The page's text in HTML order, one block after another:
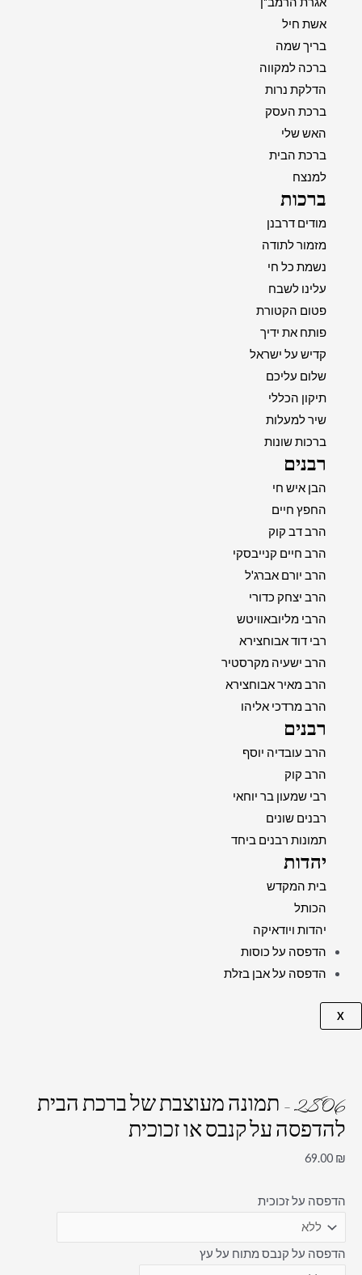
אשת חיל
בריך שמה
ברכה למקווה
הדלקת נרות
ברכת העסק
האש שלי
ברכת הבית
למנצח
ברכות
מודים דרבנן
מזמור לתודה
נשמת כל חי
עלינו לשבח
פטום הקטורת
פותח את ידיך
קדיש על ישראל
שלום עליכם
תיקון הכללי
שיר למעלות
ברכות שונות
רבנים
הבן איש חי
החפץ חיים
הרב דב קוק
הרב חיים קנייבסקי
הרב יורם אברג'ל
הרב יצחק כדורי
הרבי מליובאוויטש
רבי דוד אבוחצירא
הרב ישעיה מקרסטיר
הרב מאיר אבוחצירא
הרב מרדכי אליהו
רבנים
הרב עובדיה יוסף
הרב קוק
רבי שמעון בר יוחאי
רבנים שונים
תמונות רבנים ביחד
יהדות
בית המקדש
הכותל
יהדות ויודאיקה
הדפסה על כוסות
הדפסה על אבן בזלת
X
2806 – תמונה מעוצבת של ברכת הבית
להדפסה על קנבס או זכוכית
69.00 ₪
הדפסה על זכוכית
הדפסה על קנבס מתוח על עץ